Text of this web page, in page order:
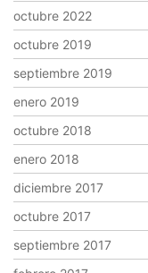
octubre 2022
octubre 2019
septiembre 2019
enero 2019
octubre 2018
enero 2018
diciembre 2017
octubre 2017
septiembre 2017